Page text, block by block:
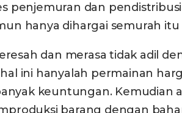
penjemuran dan
hanya dihargai semurah
dan merasa tidak adil
ini hanyalah permainan
keuntungan. Kemudian
barang dengan